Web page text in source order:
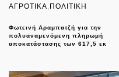
ΑΓΡΟΤΙΚΑ, ΠΟΛΙΤΙΚΗ
Φωτεινή Αραμπατζή για την
πολυαναμενόμενη πληρωμή
αποκατάστασης των 617,5 εκ